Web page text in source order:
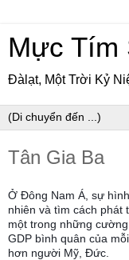
Mực Tím
Đàlạt, Một Trời Kỷ
Tân Gia Ba
Ở Đông Nam Á, sự
nhiên và tìm cách phát
một trong những
GDP bình quân của
hơn người Mỹ, Đức.